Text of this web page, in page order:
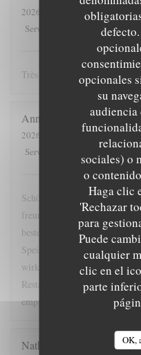
opcionales
su
sociales) o
o
Haga clic
'Rechazar
para
Puede
cualquier
clic en el
parte
OK,
2026-08-07
- 20:30 - Invitados
Servicio
Ambiente:5/5
Très bonne cuisine!
Anne
2026-08-07
- 19:00 - Invitados
Servicio
Ambiente: 5/5
Schöne Lage am Hafen.
freundliche Mitarbeiter/innen.
bestellten Getränke und
Speisen waren
wirklich ausreichend. Einzig
Restaurant wurden zwei
empfehlen!
Nathalie